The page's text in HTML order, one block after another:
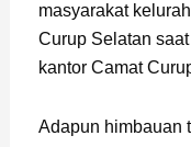
masyarakat
Curup Selatan
kantor Camat
Adapun himbauan